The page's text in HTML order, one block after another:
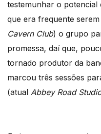
testemunhar o potencial
que era frequente
Cavern Club) o grupo
promessa, daí que,
tornado produtor da
marcou três sessões
(atual Abbey Road